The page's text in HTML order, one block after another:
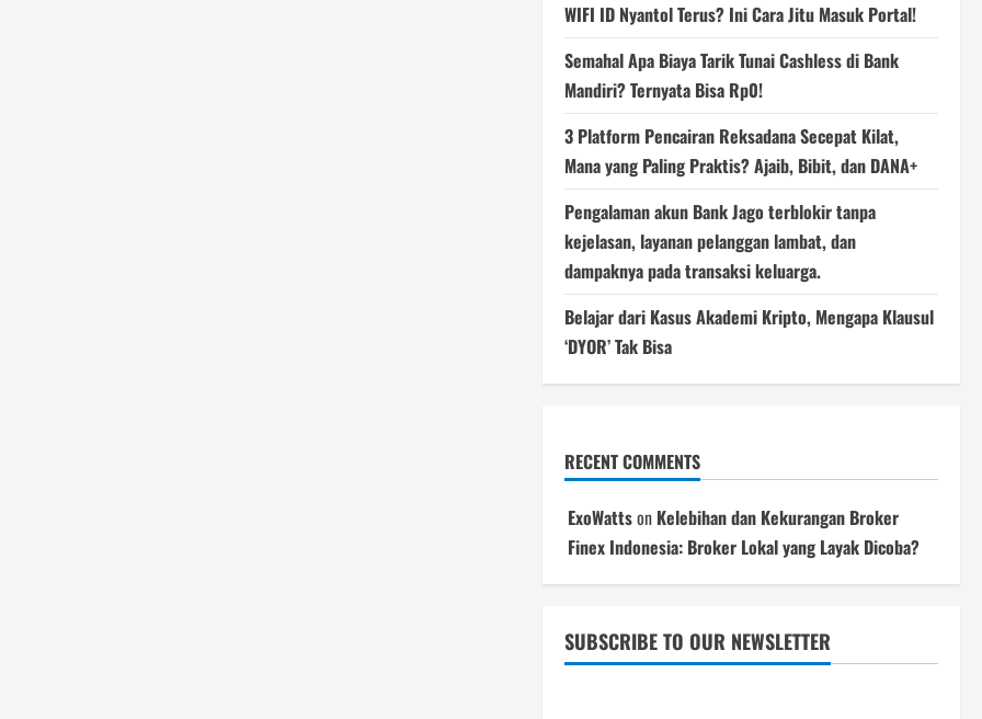
WIFI ID Nyantol Terus? Ini Cara Jitu Masuk Portal!
Semahal Apa Biaya Tarik Tunai Cashless di Bank
Mandiri? Ternyata Bisa Rp0!
3 Platform Pencairan Reksadana Secepat Kilat,
Mana yang Paling Praktis? Ajaib, Bibit, dan DANA+
Pengalaman akun Bank Jago terblokir tanpa
kejelasan, layanan pelanggan lambat, dan
dampaknya pada transaksi keluarga.
Belajar dari Kasus Akademi Kripto, Mengapa Klausul
‘DYOR’ Tak Bisa
RECENT COMMENTS
ExoWattson Kelebihan dan Kekurangan Broker
Finex Indonesia: Broker Lokal yang Layak Dicoba?
SUBSCRIBE TO OUR NEWSLETTER